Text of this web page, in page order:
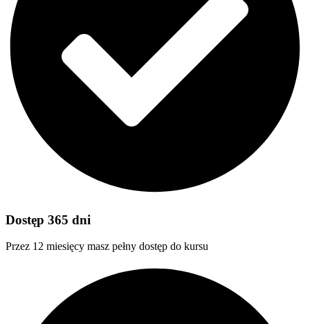
Dostęp 365 dni
Przez 12 miesięcy masz pełny dostęp do kursu